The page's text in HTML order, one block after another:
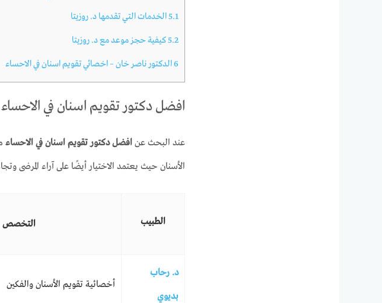
5.1الخدمات التي تقدمها د. روزيتا
5.2كيفية حجز موعد مع د. روزيتا
6الدكتور ناصر خان – اخصائي تقويم اسنان في الاحساء
افضل دكتور تقويم اسنان في الاحساء
عند البحث عن افضل دكتور تقويم اسنان في الاحساء
الأسنان حيث يعتمد الاختيار أيضًا على آراء المرضى
الطبيب التخصص
د. رحاب
بديوي
أخصائية تقويم الأسنان والفكين